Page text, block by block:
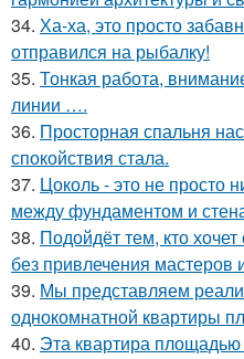
34. Ха-ха, это просто
отправился на рыбалку!
35. Тонкая работа,
линии ….
36. Просторная спальня
спокойствия стала.
37. Цоколь - это не просто
между фундаментом и
38. Подойдёт тем, кто
без привлечения мастеров
39. Мы представляем
однокомнатной квартиры
40. Эта квартира площадью